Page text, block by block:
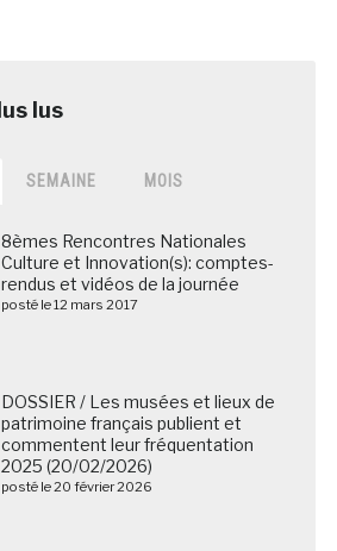
SEMAINE MOIS
8èmes Rencontres Nationales
Culture et Innovation(s): comptes-
rendus et vidéos de la journée
posté le 12 mars 2017
DOSSIER / Les musées et lieux de
patrimoine français publient et
commentent leur fréquentation
2025 (20/02/2026)
posté le 20 février 2026